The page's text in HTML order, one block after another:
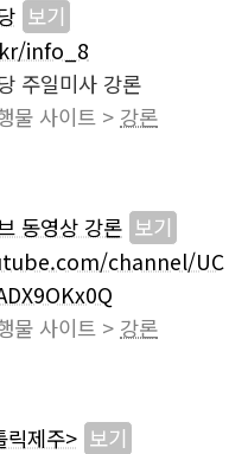
보기
info_8
주일미사 강론
물 사이트 > 강론
동영상 강론 보기
channel/UC
물 사이트 > 강론
릭제주> 보기